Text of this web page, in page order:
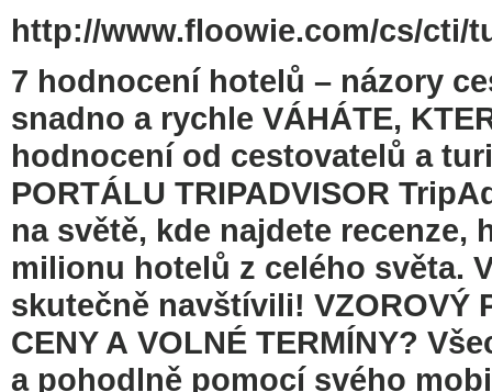
http://www.floowie.com/cs/cti/
7 hodnocení hotelů – názory
snadno a rychle VÁHÁTE,
hodnocení od cestovatelů a
PORTÁLU TRIPADVISOR
na světě, kde najdete recenze,
milionu hotelů z celého světa.
skutečně navštívili! VZOROVÝ
CENY A VOLNÉ TERMÍNY?
a pohodlně pomocí svého